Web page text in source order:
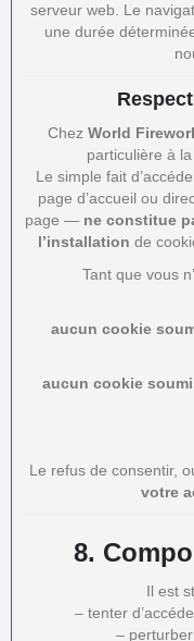
serveur web. Le
une durée
Chez World
particulière à
Le simple fait
page d’accueil ou
page — ne constitue
l’installation de
Tant que vous
aucun cookie
aucun cookie
Le refus de consentir,
votre
8.
Il est
– tenter
–